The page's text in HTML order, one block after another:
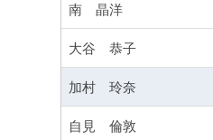
南 晶洋
大谷 恭子
加村 玲奈
自見 倫敦